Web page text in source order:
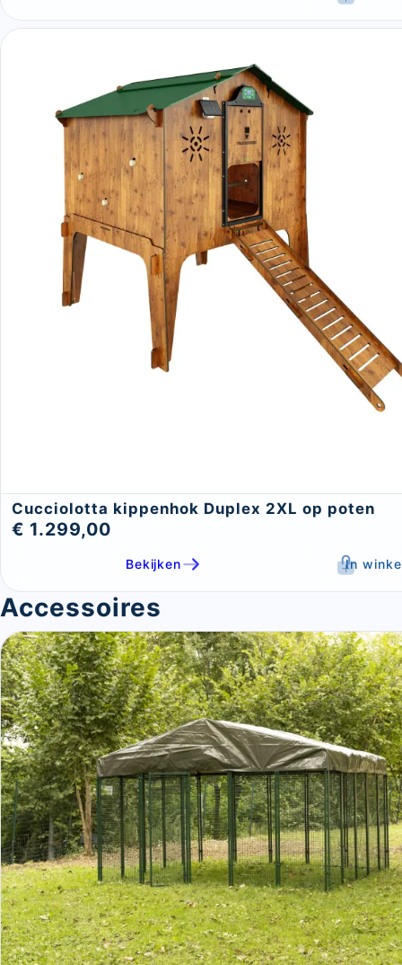
Cucciolotta kippenhok Duplex 2XL op poten
€ 1.299,00
Bekijken In
Accessoires